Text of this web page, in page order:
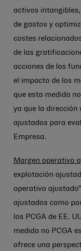
activos
de gastos y
costes
de las
acciones de los
el impacto de los
que esta medida
ya que la dirección
ajustados para
Empresa.
Margen operativo
explotación
operativo
ajustados como
los PCGA de EE.
medida no PCGA
ofrece una